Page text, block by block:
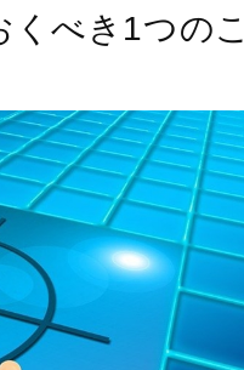
べき1つのこ